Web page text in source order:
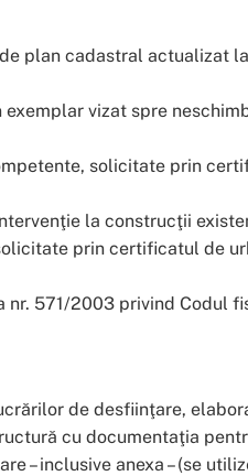
plan cadastral actualizat
vizat spre
solicitate prin
la construcţii
prin certificatul de
nr. 571/2003 privind Codul
de desfiinţare,
cu documentaţia
– inclusive anexa – (se